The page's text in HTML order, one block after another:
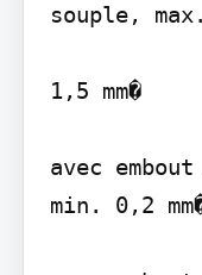
souple,
1,5 mm�
avec
min. 0,2